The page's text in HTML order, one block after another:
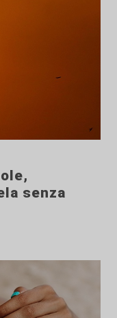
senza